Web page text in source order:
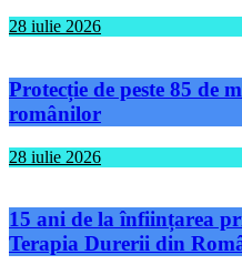
28 iulie 2026
Protecție de peste 85 de
românilor
28 iulie 2026
15 ani de la înființarea
Terapia Durerii din